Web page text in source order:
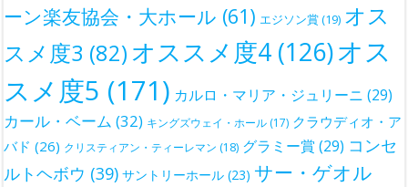
ーン楽友協会・大ホール (61) エジソン賞(19) オス
スメ度3 (82) オススメ度4 (126)オス
スメ度5 (171) カルロ・マリア・ジュリーニ (29)
カール・ベーム (32) キングズウェイ・ホール (17) クラウディオ・ア
バド (26) クリスティアン・ティーレマン (18) グラミー賞 (29) コンセ
ルトヘボウ (39) サントリーホール (23) サー・ゲオル